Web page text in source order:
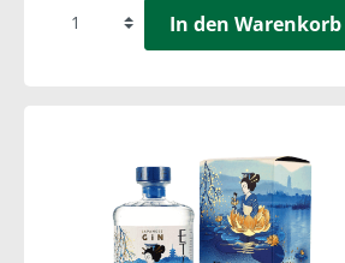
In den Warenkorb